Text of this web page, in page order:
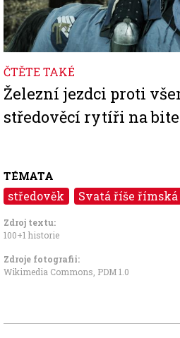
ČTĚTE TAKÉ
Železní jezdci proti
středověcí rytíři na
TÉMATA
středověk Svatá říše římská
Zdroj textu:
100+1 historie
Zdroje fotografii:
Wikimedia Commons PDM 1.0